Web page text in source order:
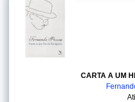
CARTA A UM